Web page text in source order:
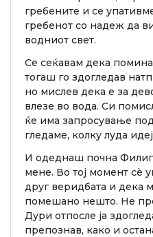
гребените и се
гребенот со надеж да
водниот свет.
Се сеќавам дека
тогаш го здогледав
но мислев дека е за
влезе во вода. Си
ќе има запросување
гледаме, колку луда
И одеднаш почна Филип
мене. Во тој момент сè
друг веридбата и дека
помешано нешто. Не
Дури отпосле ја
препознав, како и